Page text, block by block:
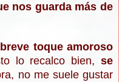
nos guardamás de
toque amoroso
lo recalco bien,se
no me suele gustar